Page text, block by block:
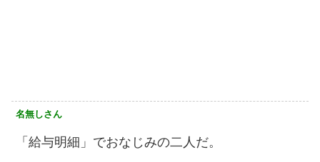
名無しさん
「給与明細」でおなじみの二人だ。